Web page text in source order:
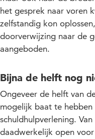
het gesprek naar voren
zelfstandig kon
doorverwijzing naar de
aangeboden.
Bijna de helft nog
Ongeveer de helft van
mogelijk baat te
schuldhulpverlening.
daadwerkelijk open